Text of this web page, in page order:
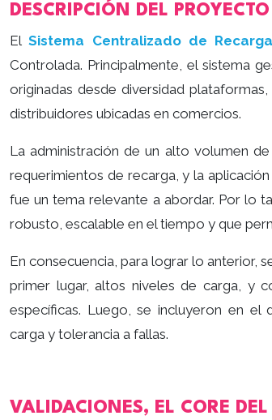
DESCRIPCIÓN DEL PROYECTO
ElSistema Centralizado de Recarga
Controlada. Principalmente, el sistema
originadas desde diversidad
distribuidores ubicadas en comercios.
La administración de un alto volumen
requerimientos de recarga, y la
fue un tema relevante a abordar. Por lo
robusto, escalable en el tiempo y que
En consecuencia, para lograr lo anterior,
primer lugar, altos niveles de carga, y
específicas. Luego, se incluyeron en el
carga y tolerancia a fallas.
VALIDACIONES, EL CORE